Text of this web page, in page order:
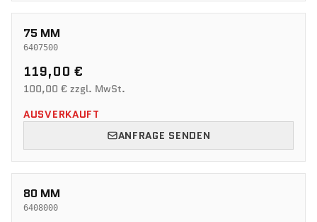
75 MM
6407500
119,00 €
100,00 € zzgl. MwSt.
AUSVERKAUFT
ANFRAGE SENDEN
80 MM
6408000